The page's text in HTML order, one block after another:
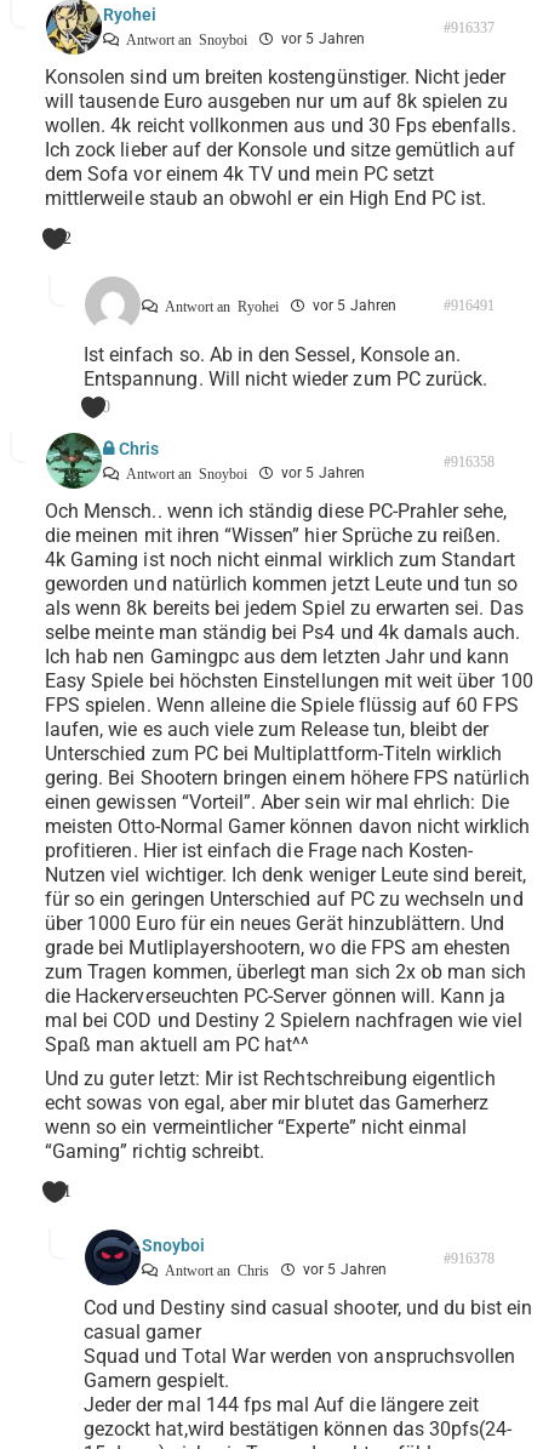
Ryohei
Antwort an Snoyboi vor 5 Jahren
#916337
Konsolen sind um breiten kostengünstiger. Nicht jeder
will tausende Euro ausgeben nur um auf 8k spielen zu
wollen. 4k reicht vollkonmen aus und 30 Fps ebenfalls.
Ich zock lieber auf der Konsole und sitze gemütlich auf
dem Sofa vor einem 4k TV und mein PC setzt
mittlerweile staub an obwohl er ein High End PC ist.
2
Antwort an Ryohei vor 5 Jahren #916491
Ist einfach so. Ab in den Sessel, Konsole an.
Entspannung. Will nicht wieder zum PC zurück.
0
Chris
Antwort an Snoyboi vor 5 Jahren
#916358
Och Mensch.. wenn ich ständig diese PC-Prahler sehe,
die meinen mit ihren “Wissen” hier Sprüche zu reißen.
4k Gaming ist noch nicht einmal wirklich zum Standart
geworden und natürlich kommen jetzt Leute und tun so
als wenn 8k bereits bei jedem Spiel zu erwarten sei. Das
selbe meinte man ständig bei Ps4 und 4k damals auch.
Ich hab nen Gamingpc aus dem letzten Jahr und kann
Easy Spiele bei höchsten Einstellungen mit weit über 100
FPS spielen. Wenn alleine die Spiele flüssig auf 60 FPS
laufen, wie es auch viele zum Release tun, bleibt der
Unterschied zum PC bei Multiplattform-Titeln wirklich
gering. Bei Shootern bringen einem höhere FPS natürlich
einen gewissen “Vorteil”. Aber sein wir mal ehrlich: Die
meisten Otto-Normal Gamer können davon nicht wirklich
profitieren. Hier ist einfach die Frage nach Kosten-
Nutzen viel wichtiger. Ich denk weniger Leute sind bereit,
für so ein geringen Unterschied auf PC zu wechseln und
über 1000 Euro für ein neues Gerät hinzublättern. Und
grade bei Mutliplayershootern, wo die FPS am ehesten
zum Tragen kommen, überlegt man sich 2x ob man sich
die Hackerverseuchten PC-Server gönnen will. Kann ja
mal bei COD und Destiny 2 Spielern nachfragen wie viel
Spaß man aktuell am PC hat^^
Und zu guter letzt: Mir ist Rechtschreibung eigentlich
echt sowas von egal, aber mir blutet das Gamerherz
wenn so ein vermeintlicher “Experte” nicht einmal
“Gaming” richtig schreibt.
1
Snoyboi
Antwort an Chris vor 5 Jahren
#916378
Cod und Destiny sind casual shooter, und du bist ein
casual gamer
Squad und Total War werden von anspruchsvollen
Gamern gespielt.
Jeder der mal 144 fps mal Auf die längere zeit
gezockt hat,wird bestätigen können das 30pfs(24-